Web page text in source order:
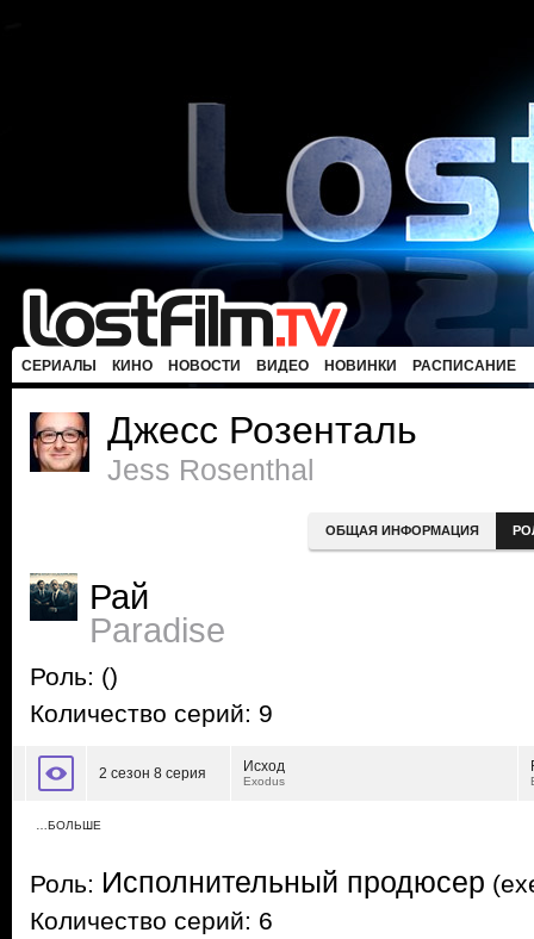
СЕРИАЛЫ КИНО НОВОСТИ ВИДЕО НОВИНКИ РАСПИСАНИЕ
Джесс Розенталь
Jess Rosenthal
ОБЩАЯ ИНФОРМАЦИЯ
Рай
Paradise
Роль: ()
Количество серий: 9
2 сезон 8 серия Исход
Exodus
…БОЛЬШЕ
Роль: Исполнительный продюсер
Количество серий: 6